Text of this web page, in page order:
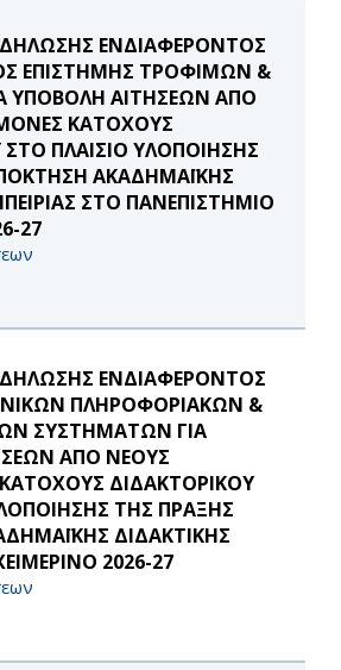
ΕΝΔΙΑΦΕΡΟΝΤΟΣ
ΕΠΙΣΤΗΜΗΣ ΤΡΟΦΙΜΩΝ &
ΥΠΟΒΟΛΗ ΑΙΤΗΣΕΩΝ ΑΠΟ
ΚΑΤΟΧΟΥΣ
ΠΛΑΙΣΙΟ ΥΛΟΠΟΙΗΣΗΣ
ΑΚΑΔΗΜΑΪΚΗΣ
ΣΤΟ ΠΑΝΕΠΙΣΤΗΜΙΟ
27
ΕΝΔΙΑΦΕΡΟΝΤΟΣ
ΠΛΗΡΟΦΟΡΙΑΚΩΝ &
ΣΥΣΤΗΜΑΤΩΝ ΓΙΑ
ΑΠΟ ΝΕΟΥΣ
ΔΙΔΑΚΤΟΡΙΚΟΥ
ΤΗΣ ΠΡΑΞΗΣ
ΔΙΔΑΚΤΙΚΗΣ
2026-27